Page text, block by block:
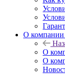
О компании
О
О